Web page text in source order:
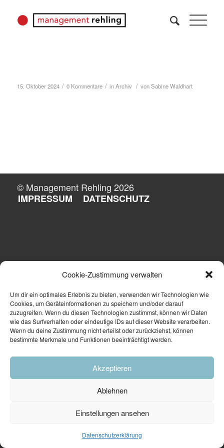
Cookie-Zustimmung verwalten
Um dir ein optimales Erlebnis zu bieten, verwenden wir Technologien wie
Cookies, um Geräteinformationen zu speichern und/oder darauf
zuzugreifen. Wenn du diesen Technologien zustimmst, können wir Daten
wie das Surfverhalten oder eindeutige IDs auf dieser Website verarbeiten.
Wenn du deine Zustimmung nicht erteilst oder zurückziehst, können
bestimmte Merkmale und Funktionen beeinträchtigt werden.
Akzeptieren
Ablehnen
Einstellungen ansehen
Datenschutzerklärung
15. Oktober 2024 / 0 Kommentare / inArchiv / vonSabine Waldhart
© Management Rehling 2026
IMPRESSUM
DATENSCHUTZ